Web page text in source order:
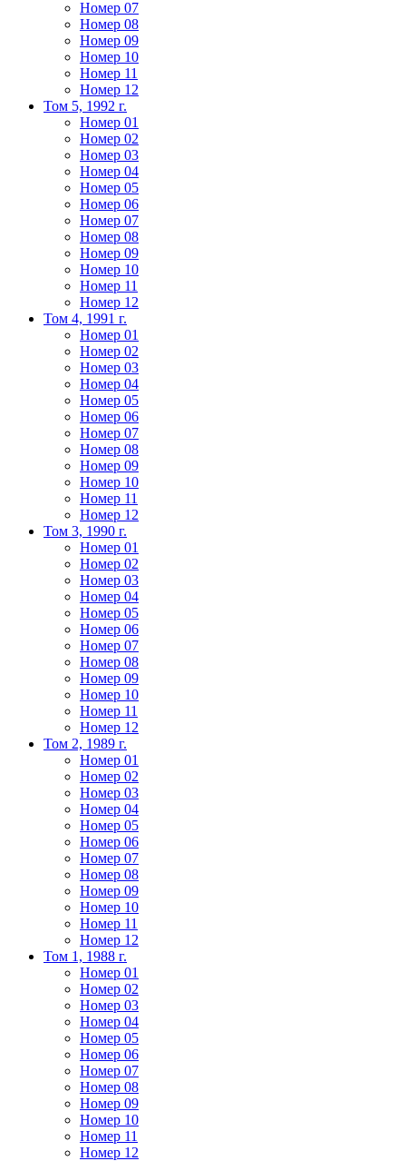
Номер 07
Номер 08
Номер 09
Номер 10
Номер 11
Номер 12
Том 5, 1992 г.
Номер 01
Номер 02
Номер 03
Номер 04
Номер 05
Номер 06
Номер 07
Номер 08
Номер 09
Номер 10
Номер 11
Номер 12
Том 4, 1991 г.
Номер 01
Номер 02
Номер 03
Номер 04
Номер 05
Номер 06
Номер 07
Номер 08
Номер 09
Номер 10
Номер 11
Номер 12
Том 3, 1990 г.
Номер 01
Номер 02
Номер 03
Номер 04
Номер 05
Номер 06
Номер 07
Номер 08
Номер 09
Номер 10
Номер 11
Номер 12
Том 2, 1989 г.
Номер 01
Номер 02
Номер 03
Номер 04
Номер 05
Номер 06
Номер 07
Номер 08
Номер 09
Номер 10
Номер 11
Номер 12
Том 1, 1988 г.
Номер 01
Номер 02
Номер 03
Номер 04
Номер 05
Номер 06
Номер 07
Номер 08
Номер 09
Номер 10
Номер 11
Номер 12